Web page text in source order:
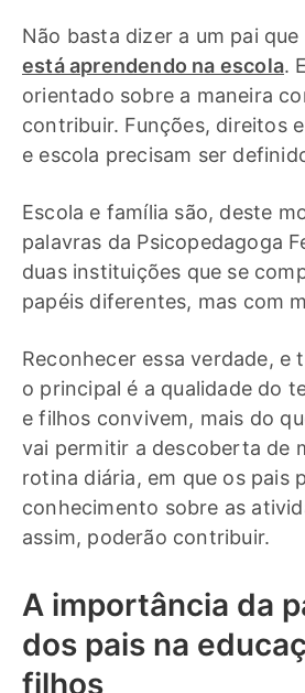
Não basta dizer a um pai que
está aprendendo na escola.
orientado sobre a maneira
contribuir. Funções, direitos
e escola precisam ser
Escola e família são, deste
palavras da Psicopedagoga
duas instituições que se
papéis diferentes, mas com
Reconhecer essa verdade, e
o principal é a qualidade do
e filhos convivem, mais do
vai permitir a descoberta de
rotina diária, em que os pais
conhecimento sobre as
assim, poderão contribuir.
A importância da
dos pais na
filhos